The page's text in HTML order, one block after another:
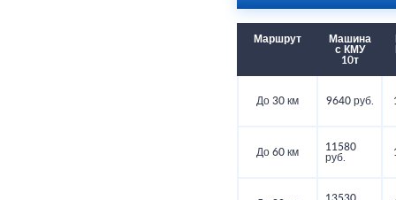
Маршрут
Машина
с КМУ
10т
До 30 км 9640 руб.
До 60 км
11580
руб.